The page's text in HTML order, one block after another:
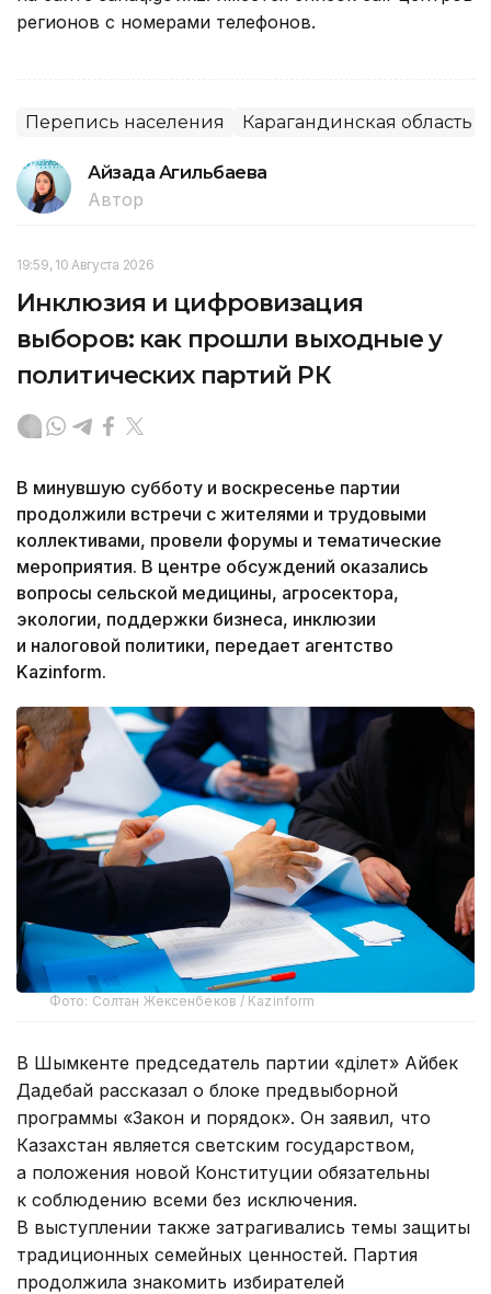
регионов с номерами телефонов.
Перепись населения Карагандинская область
Айзада Агильбаева
Автор
19:59, 10 Августа 2026
Инклюзия и цифровизация
выборов: как прошли выходные у
политических партий РК
В минувшую субботу и воскресенье партии
продолжили встречи с жителями и трудовыми
коллективами, провели форумы и тематические
мероприятия. В центре обсуждений оказались
вопросы сельской медицины, агросектора,
экологии, поддержки бизнеса, инклюзии
и налоговой политики, передает агентство
Kazinform.
Фото: Солтан Жексенбеков / Kazinform
В Шымкенте председатель партии «Әділет» Айбек
Дадебай рассказал о блоке предвыборной
программы «Закон и порядок». Он заявил, что
Казахстан является светским государством,
а положения новой Конституции обязательны
к соблюдению всеми без исключения.
В выступлении также затрагивались темы защиты
традиционных семейных ценностей. Партия
продолжила знакомить избирателей